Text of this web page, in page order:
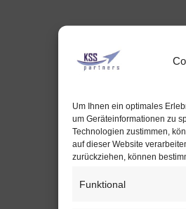
Um Ihnen ein optimales
um Geräteinformationen zu
Technologien zustimmen,
auf dieser Website
zurückziehen, können
Funktional